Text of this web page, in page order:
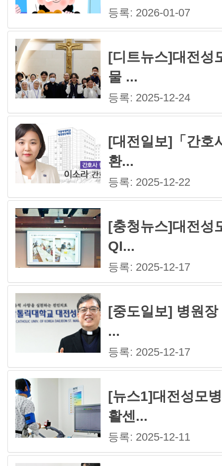
등록: 2026-01-07
[디트뉴스]대전성
물 ...
등록: 2025-12-24
[대전일보]「간호
환...
등록: 2025-12-22
[충청뉴스]대전성
QI...
등록: 2025-12-17
[중도일보] 병원
...
등록: 2025-12-17
[뉴스1]대전성모
활센...
등록: 2025-12-11